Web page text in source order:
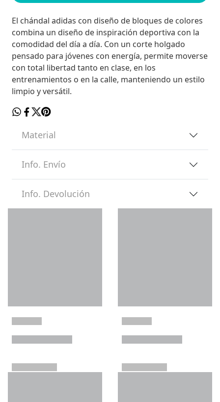
El chándal adidas con diseño de bloques de colores
combina un diseño de inspiración deportiva con la
comodidad del día a día. Con un corte holgado
pensado para jóvenes con energía, permite moverse
con total libertad tanto en clase, en los
entrenamientos o en la calle, manteniendo un estilo
limpio y versátil.
Material
Info. Envío
Info. Devolución